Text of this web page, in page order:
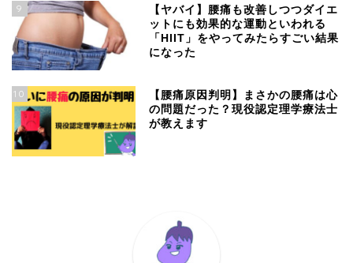
9
【ヤバイ】腰痛も改善しつつダイエ
ットにも効果的な運動といわれる
「HIIT」をやってみたらすごい結果
になった
10
【腰痛原因判明】まさかの腰痛は心
の問題だった？現役認定理学療法士
が教えます